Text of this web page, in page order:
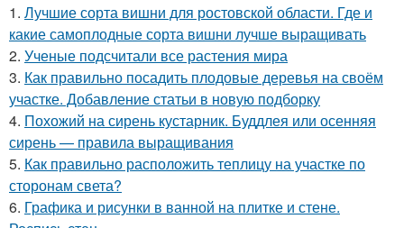
1. Лучшие сорта вишни для ростовской области. Где и
какие самоплодные сорта вишни лучше выращивать
2. Ученые подсчитали все растения мира
3. Как правильно посадить плодовые деревья на своём
участке. Добавление статьи в новую подборку
4. Похожий на сирень кустарник. Буддлея или осенняя
сирень — правила выращивания
5. Как правильно расположить теплицу на участке по
сторонам света?
6. Графика и рисунки в ванной на плитке и стене.